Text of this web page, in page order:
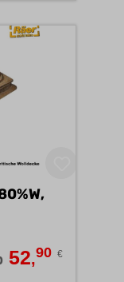
52,90 €